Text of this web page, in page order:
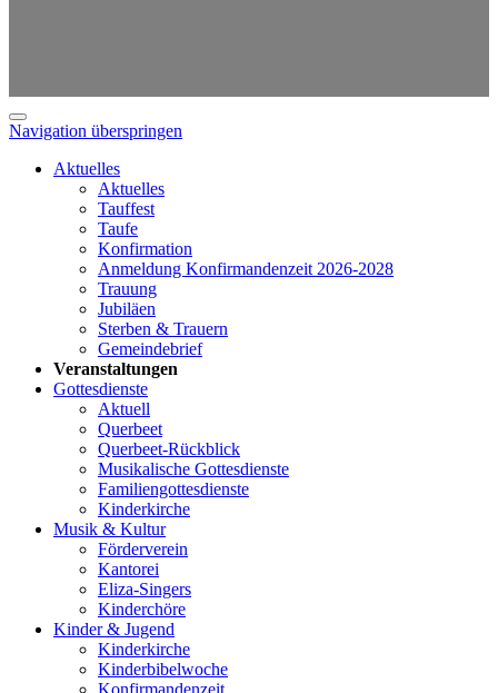
Navigation überspringen
Aktuelles
Aktuelles
Tauffest
Taufe
Konfirmation
Anmeldung Konfirmandenzeit 2026-2028
Trauung
Jubiläen
Sterben & Trauern
Gemeindebrief
Veranstaltungen
Gottesdienste
Aktuell
Querbeet
Querbeet-Rückblick
Musikalische Gottesdienste
Familiengottesdienste
Kinderkirche
Musik & Kultur
Förderverein
Kantorei
Eliza-Singers
Kinderchöre
Kinder & Jugend
Kinderkirche
Kinderbibelwoche
Konfirmandenzeit